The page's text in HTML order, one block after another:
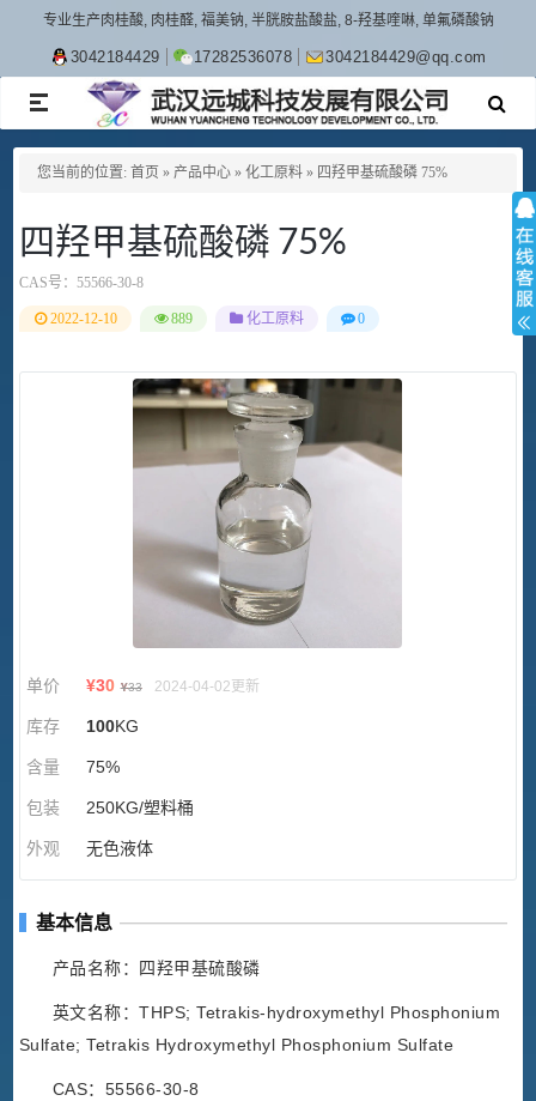
专业生产肉桂酸, 肉桂醛, 福美钠, 半胱胺盐酸盐, 8-羟基喹啉, 单氟磷酸钠
3042184429 17282536078 3042184429@qq.com
TOGGLE
NAVIGATION
您当前的位置: 首页 » 产品中心 » 化工原料 » 四羟甲基硫酸磷 75%
四羟甲基硫酸磷 75%
CAS号： 55566-30-8
2022-12-10 889 化工原料 0
单价 ¥30 ¥33 2024-04-02更新
库存 100KG
含量 75%
包装 250KG/塑料桶
外观 无色液体
基本信息
产品名称：四羟甲基硫酸磷
英文名称：THPS; Tetrakis-hydroxymethyl Phosphonium
Sulfate; Tetrakis Hydroxymethyl Phosphonium Sulfate
CAS：55566-30-8